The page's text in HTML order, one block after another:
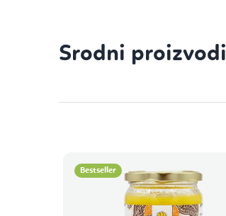
Srodni proizvodi
Bestseller